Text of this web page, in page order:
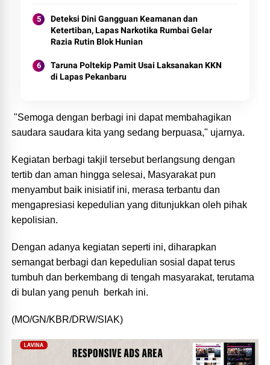
Deteksi Dini Gangguan Keamanan dan
Ketertiban, Lapas Narkotika Rumbai Gelar
Razia Rutin Blok Hunian
Taruna Poltekip Pamit Usai Laksanakan KKN
di Lapas Pekanbaru
"Semoga dengan berbagi ini dapat membahagikan
saudara saudara kita yang sedang berpuasa," ujarnya.
Kegiatan berbagi takjil tersebut berlangsung dengan
tertib dan aman hingga selesai, Masyarakat pun
menyambut baik inisiatif ini, merasa terbantu dan
mengapresiasi kepedulian yang ditunjukkan oleh pihak
kepolisian.
Dengan adanya kegiatan seperti ini, diharapkan
semangat berbagi dan kepedulian sosial dapat terus
tumbuh dan berkembang di tengah masyarakat, terutama
di bulan yang penuh berkah ini.
(MO/GN/KBR/DRW/SIAK)